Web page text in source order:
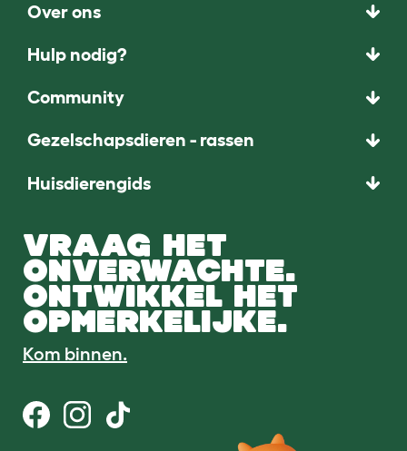
Over ons
Hulp nodig?
Community
Gezelschapsdieren - rassen
Huisdierengids
VRAAG HET
ONVERWACHTE.
ONTWIKKEL HET
OPMERKELIJKE.
Kom binnen.